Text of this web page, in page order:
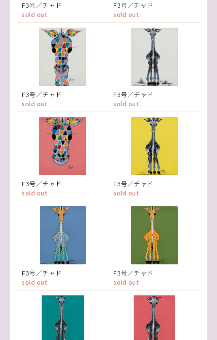
F3号／チャド
sold out
F3号／チャド
sold out
F3号／チャド
sold out
F3号／チャド
sold out
F3号／チャド
sold out
F3号／チャド
sold out
F3号／チャド
sold out
F3号／チャド
sold out